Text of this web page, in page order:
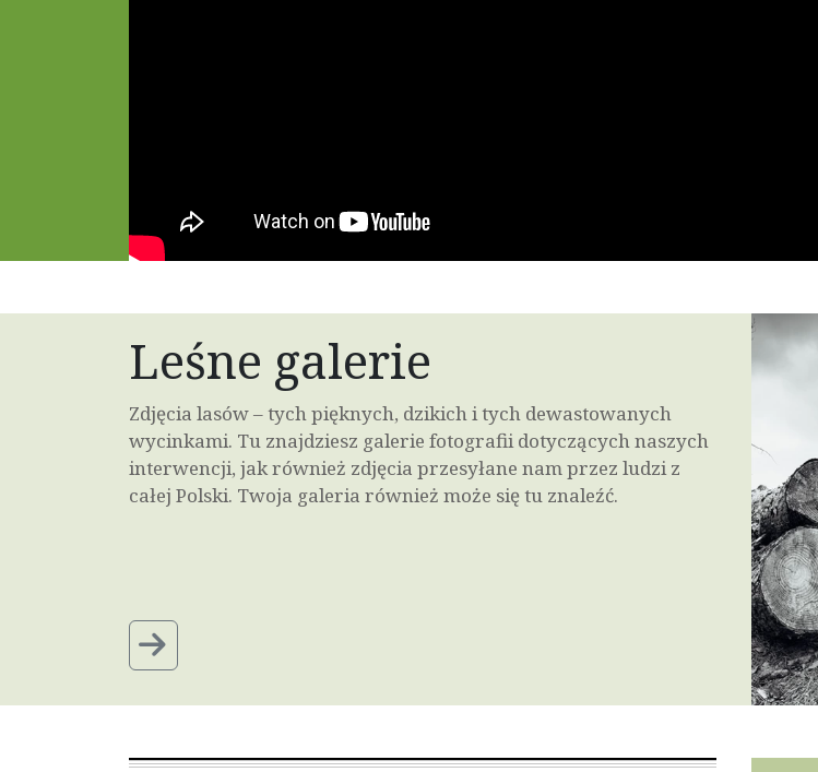
Leśne galerie
Zdjęcia lasów – tych pięknych, dzikich i tych dewastowanych
wycinkami. Tu znajdziesz galerie fotografii dotyczących naszych
interwencji, jak również zdjęcia przesyłane nam przez ludzi z
całej Polski. Twoja galeria również może się tu znaleźć.